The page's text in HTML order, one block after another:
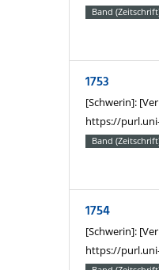
Band
1753
[Schwerin]:
https://
Band
1754
[Schwerin]:
https://